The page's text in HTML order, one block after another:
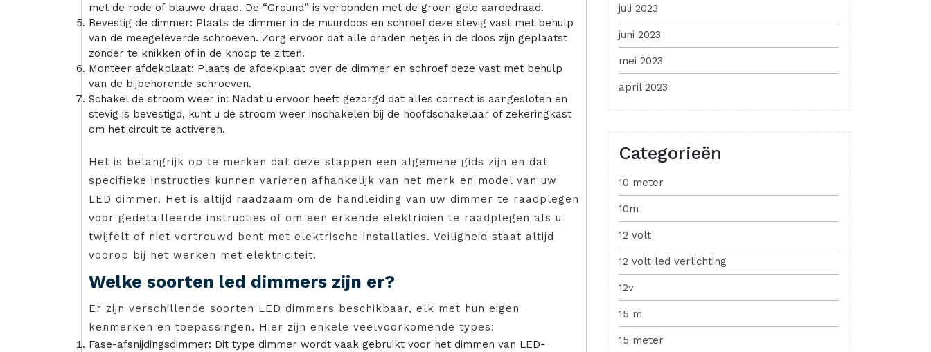
met de rode of blauwe draad. De “Ground” is verbonden met de groen-gele aardedraad.
Bevestig de dimmer: Plaats de dimmer in de muurdoos en schroef deze stevig vast met behulp
van de meegeleverde schroeven. Zorg ervoor dat alle draden netjes in de doos zijn geplaatst
zonder te knikken of in de knoop te zitten.
Monteer afdekplaat: Plaats de afdekplaat over de dimmer en schroef deze vast met behulp
van de bijbehorende schroeven.
Schakel de stroom weer in: Nadat u ervoor heeft gezorgd dat alles correct is aangesloten en
stevig is bevestigd, kunt u de stroom weer inschakelen bij de hoofdschakelaar of zekeringkast
om het circuit te activeren.
Het is belangrijk op te merken dat deze stappen een algemene gids zijn en dat
specifieke instructies kunnen variëren afhankelijk van het merk en model van uw
LED dimmer. Het is altijd raadzaam om de handleiding van uw dimmer te raadplegen
voor gedetailleerde instructies of om een erkende elektricien te raadplegen als u
twijfelt of niet vertrouwd bent met elektrische installaties. Veiligheid staat altijd
voorop bij het werken met elektriciteit.
Welke soorten led dimmers zijn er?
Er zijn verschillende soorten LED dimmers beschikbaar, elk met hun eigen
kenmerken en toepassingen. Hier zijn enkele veelvoorkomende types:
Fase-afsnijdingsdimmer: Dit type dimmer wordt vaak gebruikt voor het dimmen van LED-
juli 2023
juni 2023
mei 2023
april 2023
Categorieën
10 meter
10m
12 volt
12 volt led verlichting
12v
15 m
15 meter